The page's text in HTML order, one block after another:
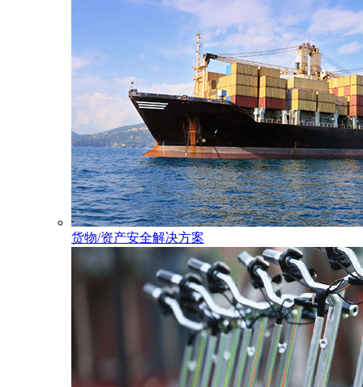
货物/资产安全解决方案